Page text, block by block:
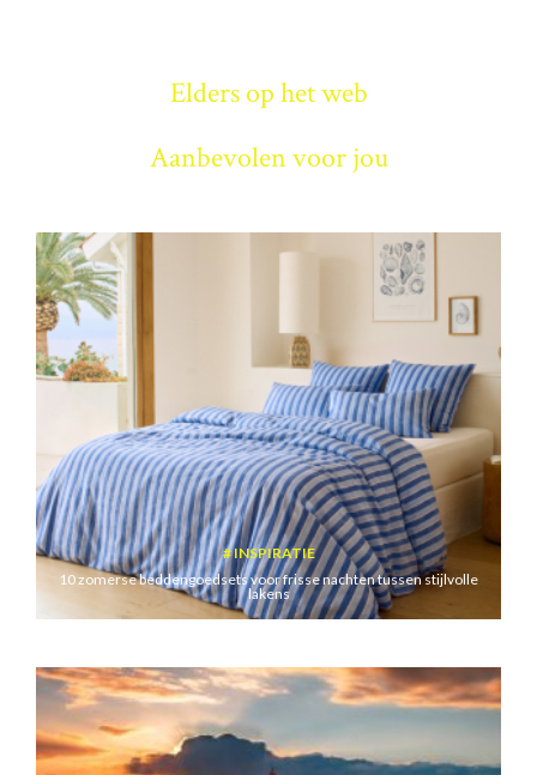
Elders op het web
Aanbevolen voor jou
INSPIRATIE
10 zomerse beddengoedsets voor frisse nachten tussen stijlvolle
lakens